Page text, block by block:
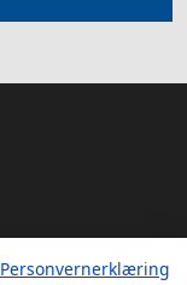
Personvernerklæring